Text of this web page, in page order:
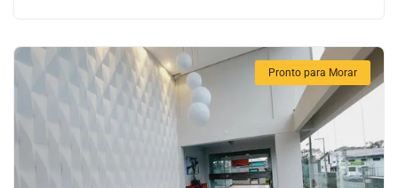
Pronto para Morar